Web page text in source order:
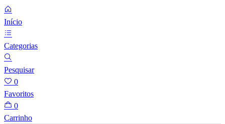
Início
Categorias
Pesquisar
0
Favoritos
0
Carrinho